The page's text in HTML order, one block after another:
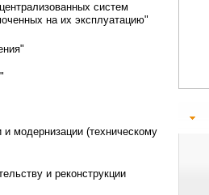
систем
на их эксплуатацию"
модернизации (техническому
и реконструкции